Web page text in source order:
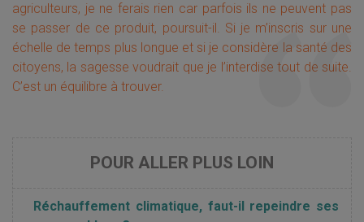
agriculteurs, je ne ferais rien car parfois ils ne peuvent pas
se passer de ce produit, poursuit-il. Si je m’inscris sur une
échelle de temps plus longue et si je considère la santé des
citoyens, la sagesse voudrait que je l’interdise tout de suite.
C’est un équilibre à trouver.
Réchauffement climatique, faut-il repeindre ses